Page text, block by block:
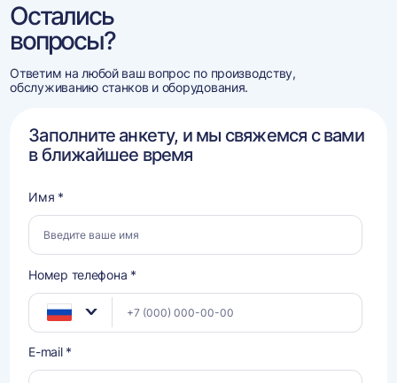
Остались
вопросы?
Ответим на любой ваш вопрос по производству,
обслуживанию станков и оборудования.
Заполните анкету, и мы свяжемся с вами
в ближайшее время
Имя *
Номер телефона *
E-mail *